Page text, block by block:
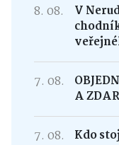
8. 08.
V
7. 08.
A
7. 08. Kdo